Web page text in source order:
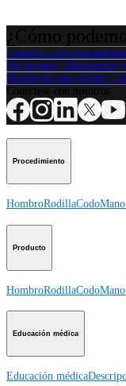
Contacte a un
Ver eventos, laboratorios
Regístrese para recibir:
Procedimiento
HombroRodillaCodo
Producto
HombroRodillaCodo
Educación médica
Educación médica